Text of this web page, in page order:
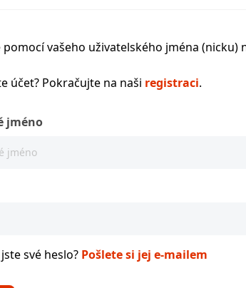
pomocí vašeho uživatelského jména (nicku)
účet? Pokračujte na naši registraci.
jméno
své heslo? Pošlete si jej e-mailem